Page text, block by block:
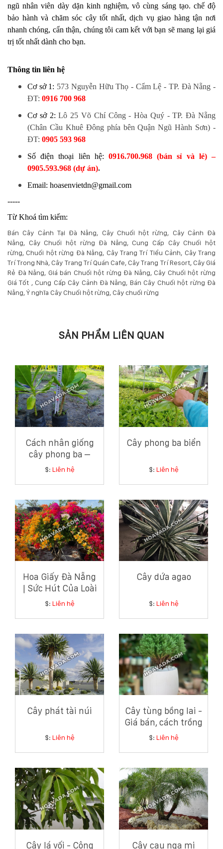
ngũ nhân viên dày dặn kinh nghiệm, vô cùng sáng tạo. chế độ
bảo hành và chăm sóc cây tốt nhất, dịch vụ giao hàng tận nơi
nhanh chóng, cẩn thận, chúng tôi cam kết với bạn sẽ mang lại giá
trị tốt nhất dành cho bạn.
Thông tin liên hệ
Cơ sở 1: 573 Nguyễn Hữu Thọ - Cẩm Lệ - TP. Đà Nẵng -
ĐT: 0916 700 968
Cơ sở 2: Lô 25 Võ Chí Công - Hòa Quý - TP. Đà Nẵng
(Chân Cầu Khuê Đông phía bên Quận Ngũ Hành Sơn) -
ĐT: 0905 593 968
Số điện thoại liên hệ: 0916.700.968 (bán sỉ và lẻ) –
0905.593.968 (dự án).
Email: hoasenvietdn@gmail.com
-----
Từ Khoá tìm kiếm:
Bán Cây Cảnh Tại Đà Nẵng, Cây Chuối hột rừng, Cây Cảnh Đà
Nẵng, Cây Chuối hột rừng Đà Nẵng,Cung Cấp Cây Chuối hột
rừng, Chuối hột rừng Đà Nẵng, Cây Trang Trí Tiểu Cảnh, Cây Trang
Trí Trong Nhà,Cây Trang Trí Quán Cafe,Cây Trang Trí Resort,Cây Giá
Rẻ Đà Nẵng, Giá bán Chuối hột rừng Đà Nẵng,Cây Chuối hột rừng
Giá Tốt ,Cung Cấp Cây Cảnh Đà Nẵng, Bán Cây Chuối hột rừng Đà
Nẵng,Ý nghĩa Cây Chuối hột rừng,Cây chuối rừng
SẢN PHẨM LIÊN QUAN
Cách nhân giống
cây phong ba –
Hướng dẫn chi tiết
xanh ven biển
$: Liên hệ
Cây phong ba biển
$: Liên hệ
Hoa Giấy Đà Nẵng
| Sức Hút Của Loài
Hoa Giản Dị Mà
$: Liên hệ
Cây dứa agao
$: Liên hệ
Cây phát tài núi
$: Liên hệ
Cây tùng bồng lai -
Giá bán, cách trồng
và chăm sóc cây
$: Liên hệ
Cây lá vối - Công Cây cau nga mi